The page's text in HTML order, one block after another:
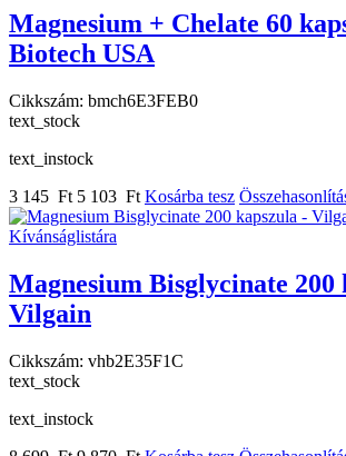
Magnesium + Chelate 60
Biotech USA
Cikkszám: bmch6E3FEB0
text_stock
text_instock
3 145 Ft 5 103 Ft Kosárba tesz
Kívánságlistára
Magnesium Bisglycinate 200
Vilgain
Cikkszám: vhb2E35F1C
text_stock
text_instock